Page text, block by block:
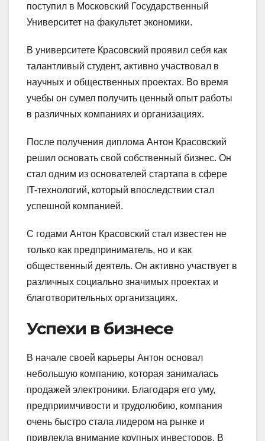
поступил в Московский Государственный
Университет на факультет экономики.
В университете Красовский проявил себя как
талантливый студент, активно участвовал в
научных и общественных проектах. Во время
учебы он сумел получить ценный опыт работы
в различных компаниях и организациях.
После получения диплома Антон Красовский
решил основать свой собственный бизнес. Он
стал одним из основателей стартапа в сфере
IT-технологий, который впоследствии стал
успешной компанией.
С годами Антон Красовский стал известен не
только как предприниматель, но и как
общественный деятель. Он активно участвует в
различных социально значимых проектах и
благотворительных организациях.
Успехи в бизнесе
В начале своей карьеры Антон основал
небольшую компанию, которая занималась
продажей электроники. Благодаря его уму,
предприимчивости и трудолюбию, компания
очень быстро стала лидером на рынке и
привлекла внимание крупных инвесторов. В